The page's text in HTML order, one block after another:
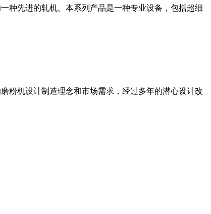
种先进的轧机。本系列产品是一种专业设备，包括超细
粉机设计制造理念和市场需求，经过多年的潜心设计改